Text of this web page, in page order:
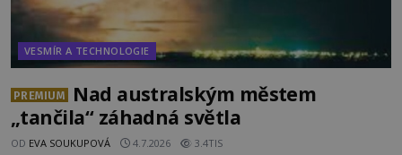
VESMÍR A TECHNOLOGIE
PREMIUM
Nad australským městem
„tančila“ záhadná světla
OD EVA SOUKUPOVÁ 4.7.2026 3.4TIS